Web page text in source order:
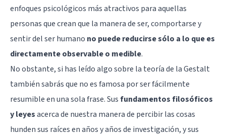
enfoques psicológicos más atractivos para aquellas
personas que crean que la manera de ser, comportarse y
sentir del ser humano no puede reducirse sólo a lo que es
directamente observable o medible.
No obstante, si has leído algo sobre la teoría de la Gestalt
también sabrás que no es famosa por ser fácilmente
resumible en una sola frase. Susfundamentos filosóficos
y leyesacerca de nuestra manera de percibir las cosas
hunden sus raíces en años y años de investigación, y sus